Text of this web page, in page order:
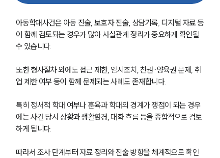
법률 블로그
법률서식
뉴스레터/브로슈어
대륜법률상담예약
대륜법률상담예약
아동학대사건은 아동 진술, 보호자 진술, 상담기록, 디지털 자료 등
이 함께 검토되는 경우가 많아 사실관계 정리가 중요하게 확인될
수 있습니다.
또한 형사절차 외에도 접근 제한, 임시조치, 친권·양육권 문제, 취
업 제한 여부 등이 함께 문제되는 사례도 존재합니다.
특히 정서적 학대 여부나 훈육과 학대의 경계가 쟁점이 되는 경우
에는 사건 당시 상황과 생활환경, 대화 흐름 등을 종합적으로 검토
하게 됩니다.
따라서 조사 단계부터 자료 정리와 진술 방향을 체계적으로 확인